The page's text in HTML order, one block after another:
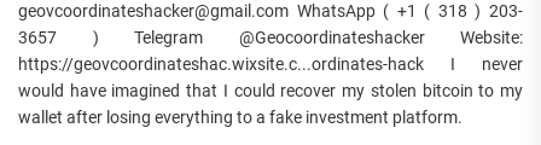
geovcoordinateshacker@gmail.com WhatsApp ( +1 ( 318 ) 203-
3657 ) Telegram @Geocoordinateshacker Website:
https://geovcoordinateshac.wixsite.c...ordinates-hack I never
would have imagined that I could recover my stolen bitcoin to my
wallet after losing everything to a fake investment platform.